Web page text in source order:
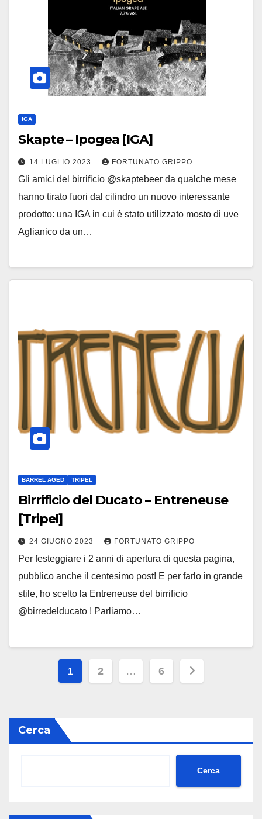
IGA
Skapte – Ipogea [IGA]
14 LUGLIO 2023 FORTUNATO GRIPPO
Gli amici del birrificio @skaptebeer da qualche mese
hanno tirato fuori dal cilindro un nuovo interessante
prodotto: una IGA in cui è stato utilizzato mosto di uve
Aglianico da un…
BARREL AGED TRIPEL
Birrificio del Ducato – Entreneuse
[Tripel]
24 GIUGNO 2023 FORTUNATO GRIPPO
Per festeggiare i 2 anni di apertura di questa pagina,
pubblico anche il centesimo post! E per farlo in grande
stile, ho scelto la Entreneuse del birrificio
@birredelducato ! Parliamo…
Paginazione
articoli
1 2 … 6
Cerca
Cerca